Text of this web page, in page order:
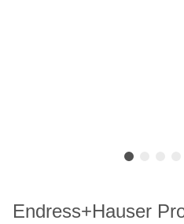
Endress+Hauser